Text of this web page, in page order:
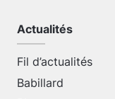
Actualités
Fil d’actualités
Babillard